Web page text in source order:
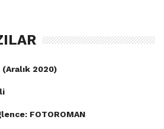
(Aralık 2020)
FOTOROMAN